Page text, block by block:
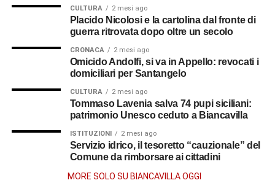
CULTURA 2 mesi ago
Placido Nicolosi e la cartolina dal fronte di
guerra ritrovata dopo oltre un secolo
CRONACA 2 mesi ago
Omicido Andolfi, si va in Appello: revocati i
domiciliari per Santangelo
CULTURA 2 mesi ago
Tommaso Lavenia salva 74 pupi siciliani:
patrimonio Unesco ceduto a Biancavilla
ISTITUZIONI 2 mesi ago
Servizio idrico, il tesoretto “cauzionale” del
Comune da rimborsare ai cittadini
MORE SOLO SU BIANCAVILLA OGGI